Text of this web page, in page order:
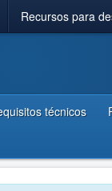
Recursos para
técnicos